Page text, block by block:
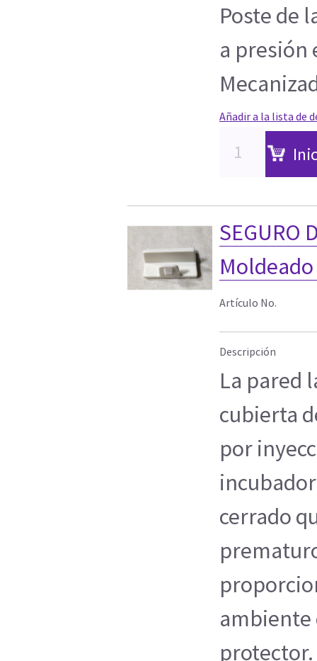
Poste de
a presión
Añadir a la lista de
SEGURO
Artículo No.
Descripción
La pared
cubierta
por
cerrado